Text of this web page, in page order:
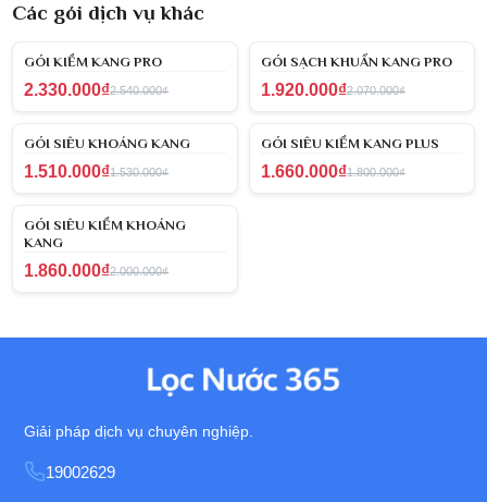
Các gói dịch vụ khác
GÓI KIỀM KANG PRO
2.330.000₫2.540.000₫
GÓI SẠCH KHUẨN KANG PRO
1.920.000₫2.070.000₫
GÓI SIÊU KHOÁNG KANG
1.510.000₫1.530.000₫
GÓI SIÊU KIỀM KANG PLUS
1.660.000₫1.800.000₫
GÓI SIÊU KIỀM KHOÁNG
KANG
1.860.000₫2.000.000₫
Giải pháp dịch vụ chuyên nghiệp.
19002629